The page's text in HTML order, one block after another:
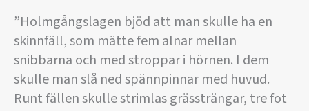
”Holmgångslagen bjöd att man skulle ha en
skinnfäll, som mätte fem alnar mellan
snibbarna och med stroppar i hörnen. I dem
skulle man slå ned spännpinnar med huvud.
Runt fällen skulle strimlas grässträngar, tre fot